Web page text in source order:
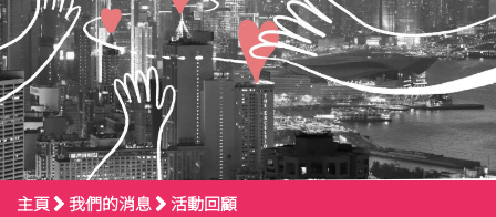
主頁 我們的消息 活動回顧